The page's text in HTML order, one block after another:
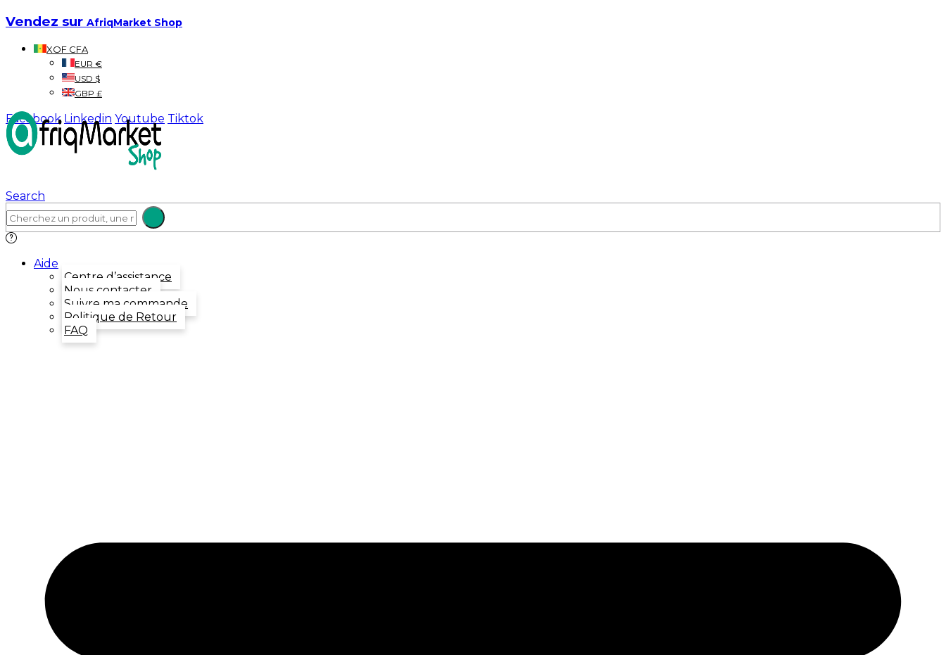
Vendez sur AfriqMarket Shop
XOF CFA
EUR €
USD $
GBP £
Facebook Linkedin Youtube Tiktok
Search
Aide
Centre d’assistance
Nous contacter
Suivre ma commande
Politique de Retour
FAQ